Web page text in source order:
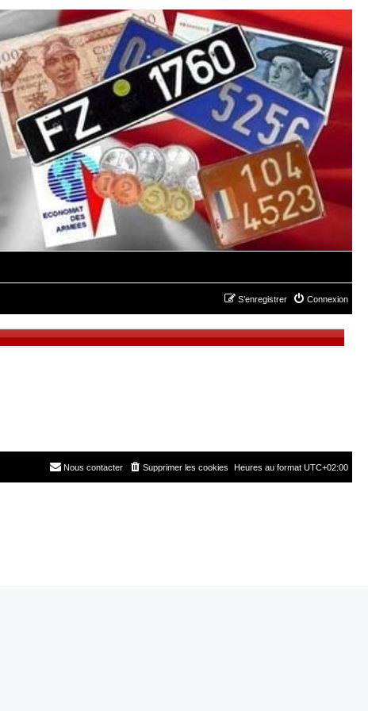
Connexion
S’enregistrer
Heures au format UTC+02:00
Supprimer les cookies
Nous contacter